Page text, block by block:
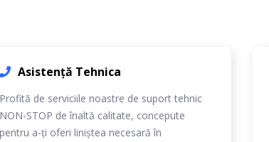
Asistență Tehnica
Profită de serviciile noastre de suport tehnic
NON-STOP de înaltă calitate, concepute
pentru a-ți oferi liniștea necesară în